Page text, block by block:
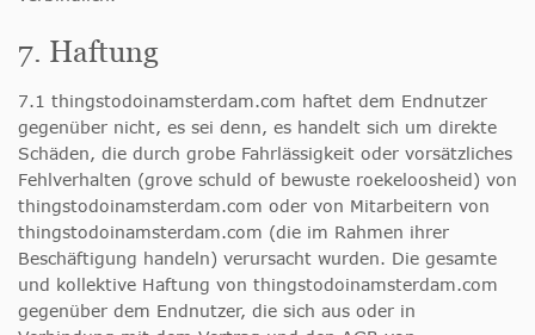
7. Haftung
7.1 thingstodoinamsterdam.com haftet dem Endnutzer
gegenüber nicht, es sei denn, es handelt sich um direkte
Schäden, die durch grobe Fahrlässigkeit oder vorsätzliches
Fehlverhalten (grove schuld of bewuste roekeloosheid) von
thingstodoinamsterdam.com oder von Mitarbeitern von
thingstodoinamsterdam.com (die im Rahmen ihrer
Beschäftigung handeln) verursacht wurden. Die gesamte
und kollektive Haftung von thingstodoinamsterdam.com
gegenüber dem Endnutzer, die sich aus oder in